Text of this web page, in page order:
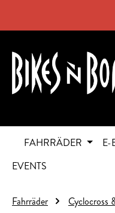
FAHRRÄDER E-
EVENTS
Fahrräder Cyclocross